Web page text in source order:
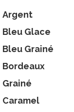
Argent
Bleu Glace
Bleu Grainé
Bordeaux
Grainé
Caramel